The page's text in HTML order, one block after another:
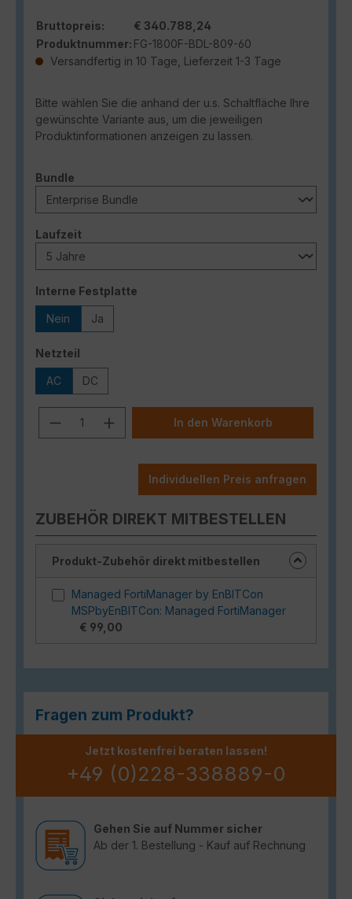
Bruttopreis:
€ 340.788,24
Produktnummer: FG-1800F-BDL-809-60
Versandfertig in 10 Tage, Lieferzeit 1-3 Tage
Bitte wählen Sie die anhand der u.s. Schaltfläche Ihre
gewünschte Variante aus, um die jeweiligen
Produktinformationen anzeigen zu lassen.
Bundle
Laufzeitauswählen
Interne Festplatte
Nein Ja
Netzteil
AC DC
Produkt Anzahl: Gib den
In den Warenkorb
Individuellen Preis anfragen
ZUBEHÖR DIREKT MITBESTELLEN
Produkt-Zubehör direkt mitbestellen
Managed FortiManager by EnBITCon
MSPbyEnBITCon: Managed FortiManager
€ 99,00
Fragen zum Produkt?
Jetzt kostenfrei beraten lassen!
+49 (0)228-338889-0
Gehen Sie auf Nummer sicher
Ab der 1. Bestellung - Kauf auf Rechnung